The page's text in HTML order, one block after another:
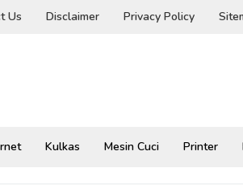
Us Disclaimer Privacy Policy
Kulkas Mesin Cuci Printer